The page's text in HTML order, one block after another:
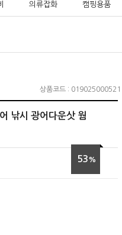
의류잡화 캠핑용품
상품코드 : 019025000521
낚시 광어다운삿 웜
53%